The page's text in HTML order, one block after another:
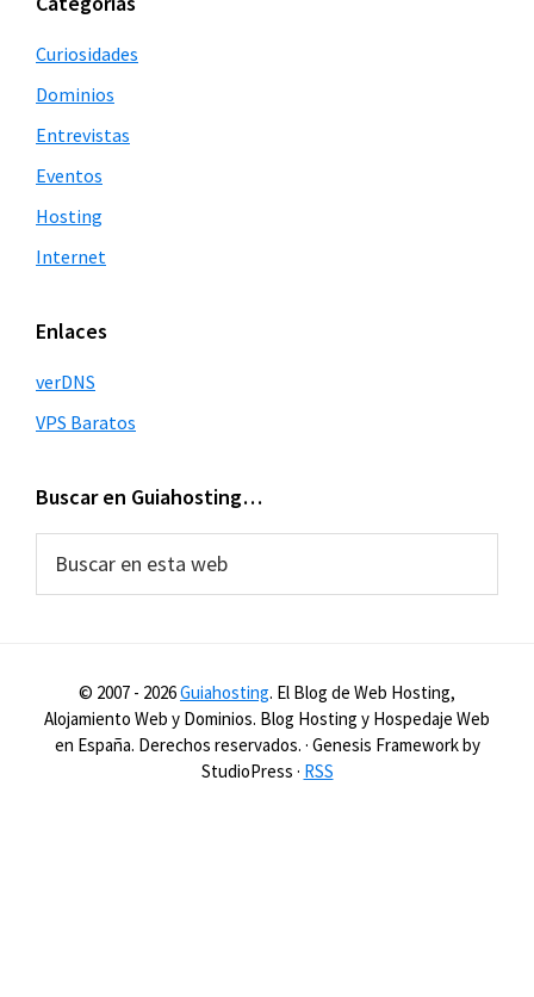
Barra
lateral
principal
Curiosidades
Dominios
Entrevistas
Eventos
Hosting
Internet
Enlaces
verDNS
VPS Baratos
Buscar en Guiahosting…
© 2007 - 2026Guiahosting. El Blog de Web Hosting,
Alojamiento Web y Dominios. Blog Hosting y Hospedaje Web
en España. Derechos reservados. · Genesis Framework by
StudioPress · RSS